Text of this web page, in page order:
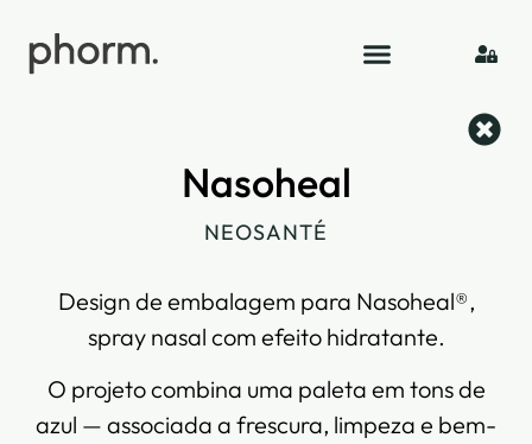
Nasoheal
NEOSANTÉ
Design de embalagem para Nasoheal®,
spray nasal com efeito hidratante.
O projeto combina uma paleta em tons de
azul — associada a frescura, limpeza e bem-